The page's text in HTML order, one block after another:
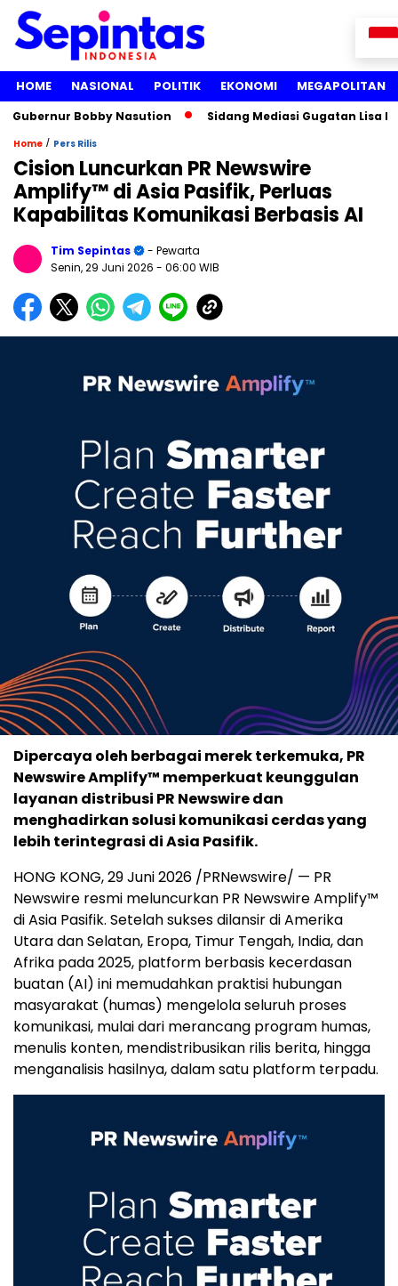
HOME NASIONAL POLITIK EKONOMI MEGAPOLITAN
Bobby Nasution Sidang Mediasi Gugatan Lisa
Home / Pers Rilis
Cision Luncurkan PR Newswire
Amplify™ di Asia Pasifik, Perluas
Kapabilitas Komunikasi Berbasis AI
Tim Sepintas
- Pewarta
Senin, 29 Juni 2026 - 06:00 WIB
Dipercaya oleh berbagai merek terkemuka, PR
Newswire Amplify™ memperkuat keunggulan
layanan distribusi PR Newswire dan
menghadirkan solusi komunikasi cerdas yang
lebih terintegrasi di Asia Pasifik.
HONG KONG, 29 Juni 2026 /PRNewswire/ — PR
Newswire resmi meluncurkan PR Newswire Amplify™
di Asia Pasifik. Setelah sukses dilansir di Amerika
Utara dan Selatan, Eropa, Timur Tengah, India, dan
Afrika pada 2025, platform berbasis kecerdasan
buatan (AI) ini memudahkan praktisi hubungan
masyarakat (humas) mengelola seluruh proses
komunikasi, mulai dari merancang program humas,
menulis konten, mendistribusikan rilis berita, hingga
menganalisis hasilnya, dalam satu platform terpadu.